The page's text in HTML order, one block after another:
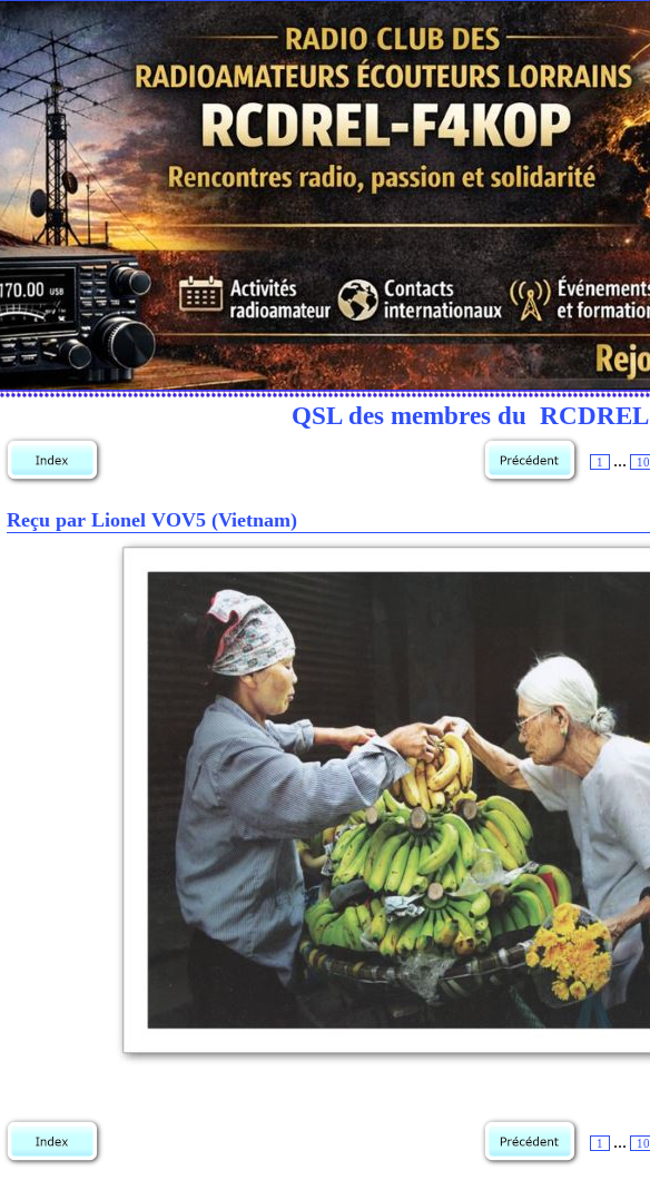
QSL des membres du RCDREL
1 ... 10
Reçu par Lionel VOV5 (Vietnam)
1 ... 10